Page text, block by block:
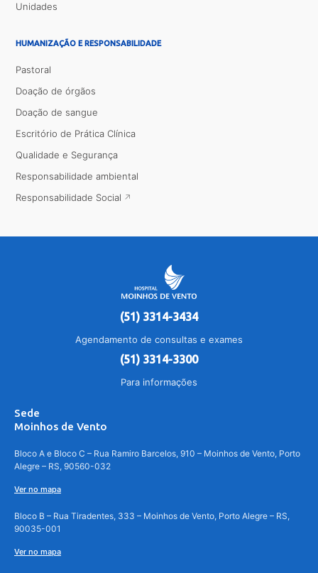
Unidades
HUMANIZAÇÃO E RESPONSABILIDADE
Pastoral
Doação de órgãos
Doação de sangue
Escritório de Prática Clínica
Qualidade e Segurança
Responsabilidade ambiental
Responsabilidade Social
(51) 3314-3434
Agendamento de consultas e exames
(51) 3314-3300
Para informações
Sede
Moinhos de Vento
Bloco A e Bloco C – Rua Ramiro Barcelos, 910 – Moinhos de Vento, Porto
Alegre – RS, 90560-032
Ver no mapa
Bloco B – Rua Tiradentes, 333 – Moinhos de Vento, Porto Alegre – RS,
90035-001
Ver no mapa